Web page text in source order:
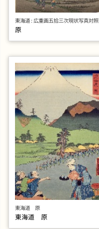
東海道 : 広重画五拾三次現状写真対照
原
東海道 原
東海道 原